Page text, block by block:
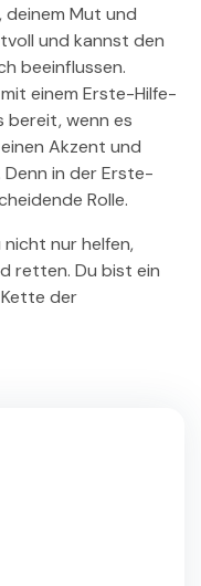
deinem Mut und
und kannst den
beeinflussen.
einem Erste-Hilfe-
bereit, wenn es
Akzent und
Denn in der Erste-
Rolle.
nicht nur helfen,
retten. Du bist ein
der